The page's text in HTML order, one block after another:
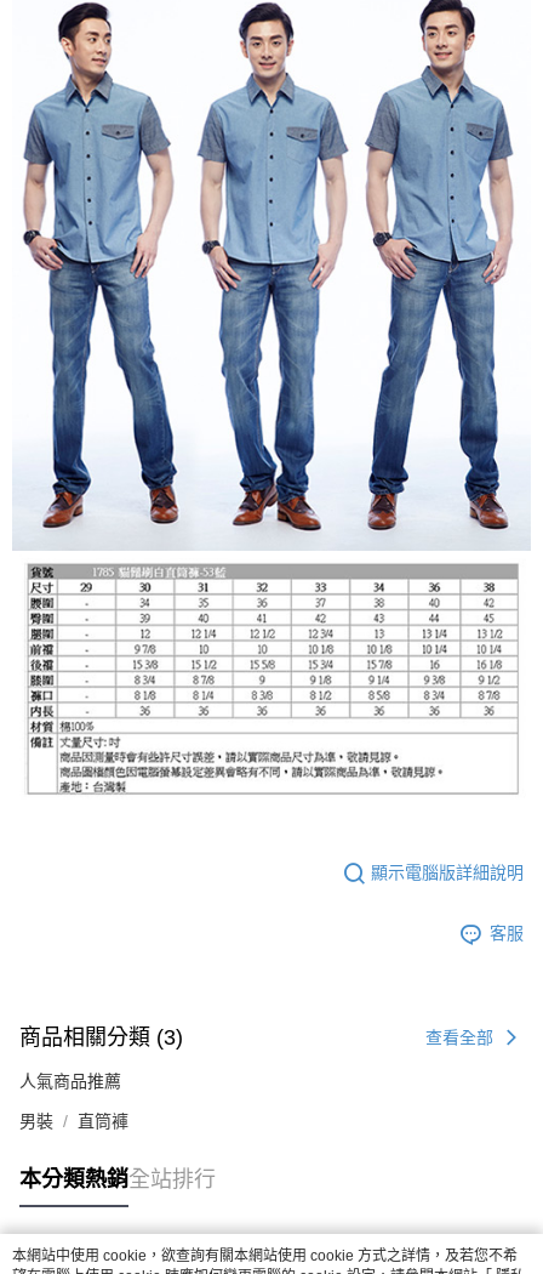
顯示電腦版詳細說明
客服
商品相關分類 (3) 查看全部
人氣商品推薦
男裝 直筒褲
本分類熱銷全站排行
本網站中使用 cookie，欲查詢有關本網站使用 cookie 方式之詳情，及若您不希